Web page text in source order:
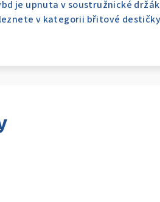
je upnuta v soustružnické
v kategorii břitové